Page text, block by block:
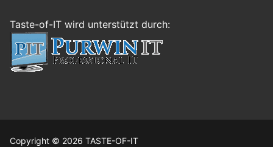
Taste-of-IT wird unterstützt durch:
Copyright © 2026 TASTE-OF-IT